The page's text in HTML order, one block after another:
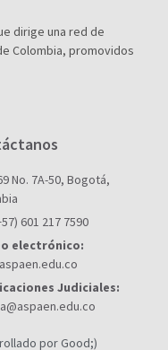
dirige una red de
Colombia, promovidos
No. 7A-50, Bogotá,
601 217 7590
electrónico:
Judiciales:
por Good;)